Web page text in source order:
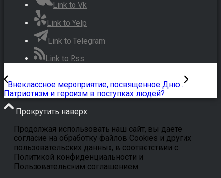
Link to Vk
Link to Yelp
Link to Telegram
Link to Rss
Внеклассное мероприятие, посвященное Дню...
Патриотизм и героизм в поступках людей?
Прокрутить наверх
Продолжая использовать наш сайт, вы даете
согласие на обработку файлов Cookies и других
пользовательских данных, в соответствии с
Политикой конфиденциальности и
Пользовательским соглашением